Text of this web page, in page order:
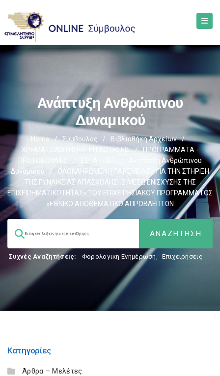
Ανάπτυξη Ανθρώπινου
Δυναμικού
Home / Σύμβουλος / Βιβλιοθήκη Αρχείων
/
ΧΡΗΜΑΤΟΔΟΤΗΣΕΙΣ-ΕΠΙΔΟΤΗΣΕΙΣ
/
ΠΡΟΓΡΑΜΜΑΤΑ -
ΠΡΩΤΟΒΟΥΛΙΕΣ
/ ΕΣΠΑ - ΠΕΠ
Ανάπτυξη Ανθρώπινου
Δυναμικού
/
ΟΛΟΚΛΗΡΩΜΕΝΗ ΠΑΡΕΜΒΑΣΗ ΓΙΑ ΤΗΝ ΣΤΗΡΙΞΗ
ΤΗΣ ΓΥΝΑΙΚΕΙΑΣ ΑΠΑΣΧΟΛΗΣΗΣ ΜΕΣΩ ΕΝΙΣΧΥΣΗΣ ΤΗΣ
ΕΠΙΧΕΙΡΗΜΑΤΙΚΟΤΗΤΑΣ» ΤΟΥ ΕΠΙΧΕΙΡΗΣΙΑΚΟΥ ΠΡΟΓΡΑΜΜΑΤΟΣ
«ΕΘΝΙΚΟ ΑΠΟΘΕΜΑΤΙΚΟ ΑΠΡΟΒΛΕΠΤΩΝ
Συχνές Αναζητήσεις: Φορολογικη Ενημέρωση, Επιχειρήσεις
Κατηγορίες
Άρθρα – Μελέτες